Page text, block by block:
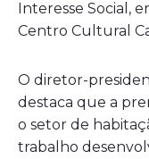
Interesse Social,
Centro Cultural
O diretor-
destaca que a
o setor de
trabalho